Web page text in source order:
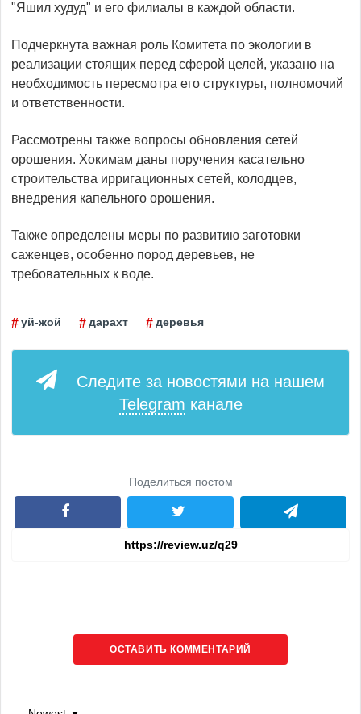
"Яшил худуд" и его филиалы в каждой области.
Подчеркнута важная роль Комитета по экологии в
реализации стоящих перед сферой целей, указано на
необходимость пересмотра его структуры, полномочий
и ответственности.
Рассмотрены также вопросы обновления сетей
орошения. Хокимам даны поручения касательно
строительства ирригационных сетей, колодцев,
внедрения капельного орошения.
Также определены меры по развитию заготовки
саженцев, особенно пород деревьев, не
требовательных к воде.
уй-жой дарахт деревья
Следите за новостями на нашем
Telegram канале
Поделиться постом
ОСТАВИТЬ КОММЕНТАРИЙ